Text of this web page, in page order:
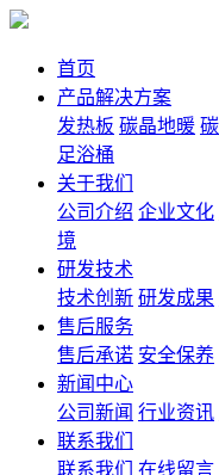
首页
产品解决方案
发热板 碳晶地暖
足浴桶
关于我们
公司介绍 企业文化
境
研发技术
技术创新 研发成果
售后服务
售后承诺 安全保养
新闻中心
公司新闻 行业资讯
联系我们
联系我们
在线留言